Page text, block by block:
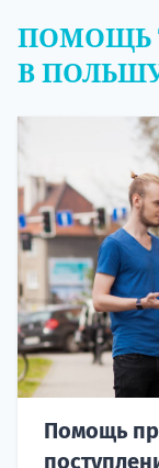
ПОМОЩЬ
В
Помощь